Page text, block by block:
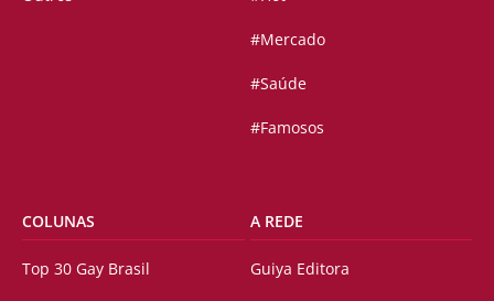
#Mercado
#Saúde
#Famosos
COLUNAS
Top 30 Gay Brasil
A REDE
Guiya Editora